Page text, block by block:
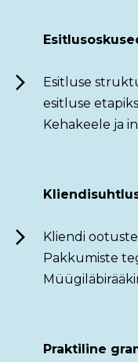
Esitluse
esitluse etapiks
Kehakeele ja
Kliendi
Pakkumiste
Praktiline